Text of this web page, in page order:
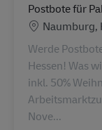
Postbote für
Location
Naumburg,
Werde
Hessen! Was
inkl. 50%
Nove...